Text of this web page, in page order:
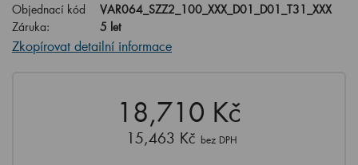
Objednací kód
VAR064_SZZ2_100_XXX_D01_D01_T31_XXX
Záruka:
5 let
Zkopírovat detailní informace
18,710 Kč
15,463 Kč bez DPH